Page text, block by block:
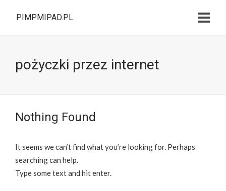
PIMPMIPAD.PL
pożyczki przez internet
Nothing Found
It seems we can’t find what you’re looking for. Perhaps
searching can help.
Type some text and hit enter.